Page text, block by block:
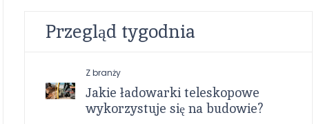
Przegląd tygodnia
Z branży
Jakie ładowarki teleskopowe
wykorzystuje się na budowie?